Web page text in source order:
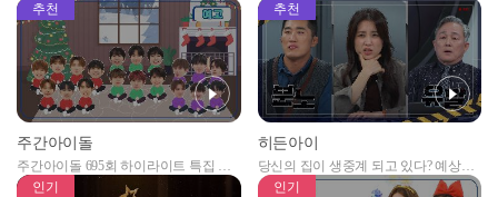
추천
주간아이돌
주간아이돌 695회 하이라이트 특집 남
자아이돌편 예고
추천
히든아이
당신의 집이 생중계 되고 있다? 예상치
못한 곳에서 일어나는 불법촬영 범죄!
인기 인기